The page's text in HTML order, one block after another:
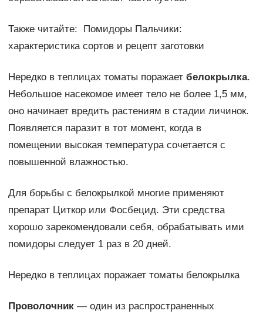
Также читайте: Помидоры Пальчики:
характеристика сортов и рецепт заготовки
Нередко в теплицах томаты поражает белокрылка.
Небольшое насекомое имеет тело не более 1,5 мм,
оно начинает вредить растениям в стадии личинок.
Появляется паразит в тот момент, когда в
помещении высокая температура сочетается с
повышенной влажностью.
Для борьбы с белокрылкой многие применяют
препарат Циткор или Фосбецид. Эти средства
хорошо зарекомендовали себя, обрабатывать ими
помидоры следует 1 раз в 20 дней.
Нередко в теплицах поражает томаты белокрылка
Проволочник— один из распространенных